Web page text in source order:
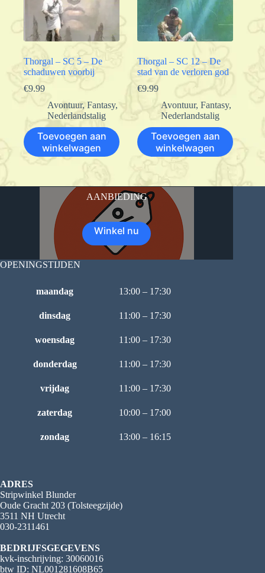
Thorgal – SC 5 – De
schaduwen voorbij
€9.99
Avontuur, Fantasy,
Nederlandstalig
Toevoegen aan
winkelwagen
Thorgal – SC 12 – De
stad van de verloren god
€9.99
Avontuur,Fantasy,
Nederlandstalig
Toevoegen aan
winkelwagen
AANBIEDING
Winkel nu
OPENINGSTIJDEN
maandag 13:00 – 17:30
dinsdag 11:00 – 17:30
woensdag 11:00 – 17:30
donderdag 11:00 – 17:30
vrijdag 11:00 – 17:30
zaterdag 10:00 – 17:00
zondag 13:00 – 16:15
ADRES
Stripwinkel Blunder
Oude Gracht 203 (Tolsteegzijde)
3511 NH Utrecht
030-2311461
BEDRIJFSGEGEVENS
kvk-inschrijving: 30060016
btw ID: NL001281608B65